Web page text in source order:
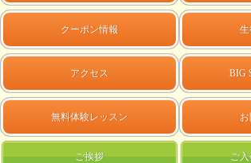
クーポン情報
アクセス BIG
無料体験レッスン
ご挨拶 ご